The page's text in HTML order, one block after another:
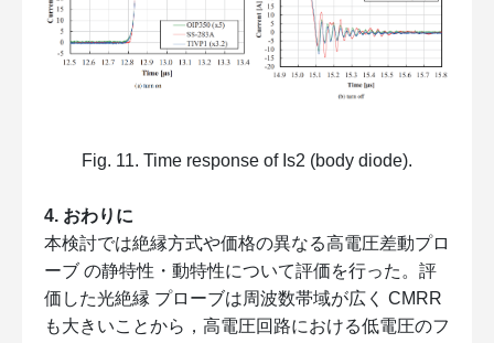
Fig. 11. Time response of Is2 (body diode).
4. おわりに
本検討では絶縁方式や価格の異なる高電圧差動プロ
ーブ の静特性・動特性について評価を行った。評
価した光絶縁 プローブは周波数帯域が広く CMRR
も大きいことから，高電圧回路における低電圧のフ